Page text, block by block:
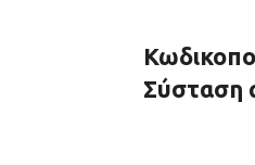
Σύσταση